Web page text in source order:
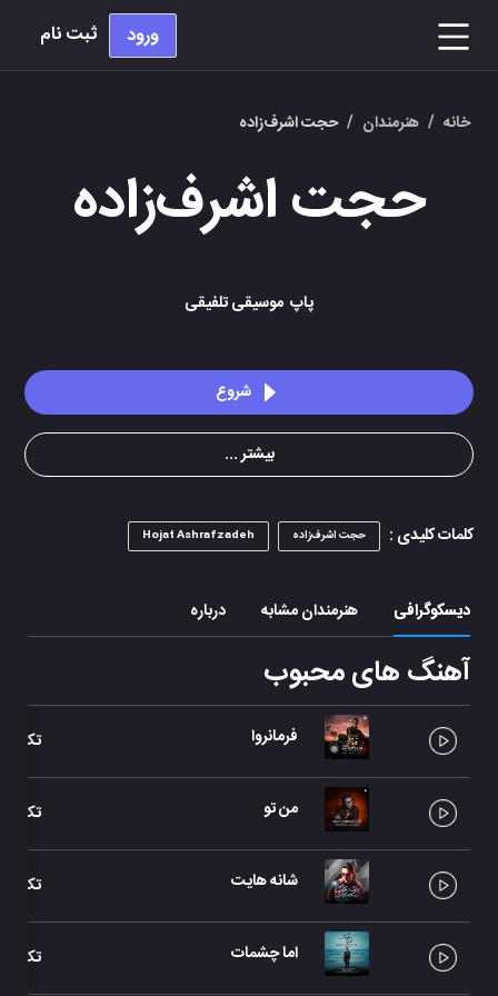
ورود ثبت نام
خانه / هنرمندان / حجت اشرف‌زاده
حجت اشرف‌زاده
پاپ موسیقی تلفیقی
شروع
بیشتر ...
کلمات کلیدی : حجت اشرف‌زاده Hojat Ashrafzadeh
دیسکوگرافی هنرمندان مشابه درباره
آهنگ های محبوب
فرمانروا تک
من تو تک
شانه هایت تک
اما چشمات تک